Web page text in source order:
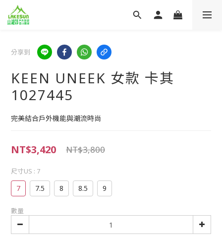
分享到
KEEN UNEEK 女款 卡其
1027445
完美結合戶外機能與潮流時尚
NT$3,420 NT$3,800
尺寸US : 7
7 7.5 8 8.5 9
數量